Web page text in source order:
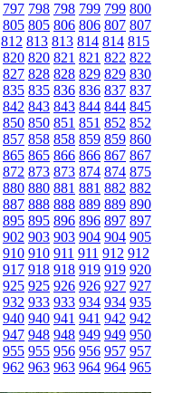
797 798 798 799 799 800
805 805 806 806 807 807
812 813 813 814 814 815
820 820 821 821 822 822
827 828 828 829 829 830
835 835 836 836 837 837
842 843 843 844 844 845
850 850 851 851 852 852
857 858 858 859 859 860
865 865 866 866 867 867
872 873 873 874 874 875
880 880 881 881 882 882
887 888 888 889 889 890
895 895 896 896 897 897
902 903 903 904 904 905
910 910 911 911 912 912
917 918 918 919 919 920
925 925 926 926 927 927
932 933 933 934 934 935
940 940 941 941 942 942
947 948 948 949 949 950
955 955 956 956 957 957
962 963 963 964 964 965